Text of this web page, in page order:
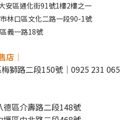
安區通化街91號1樓2樓之一
林口區文化二路一段90-1號
義一路18號
店｜
獅路二段150號｜0925 231 065
德區介壽路二段148號